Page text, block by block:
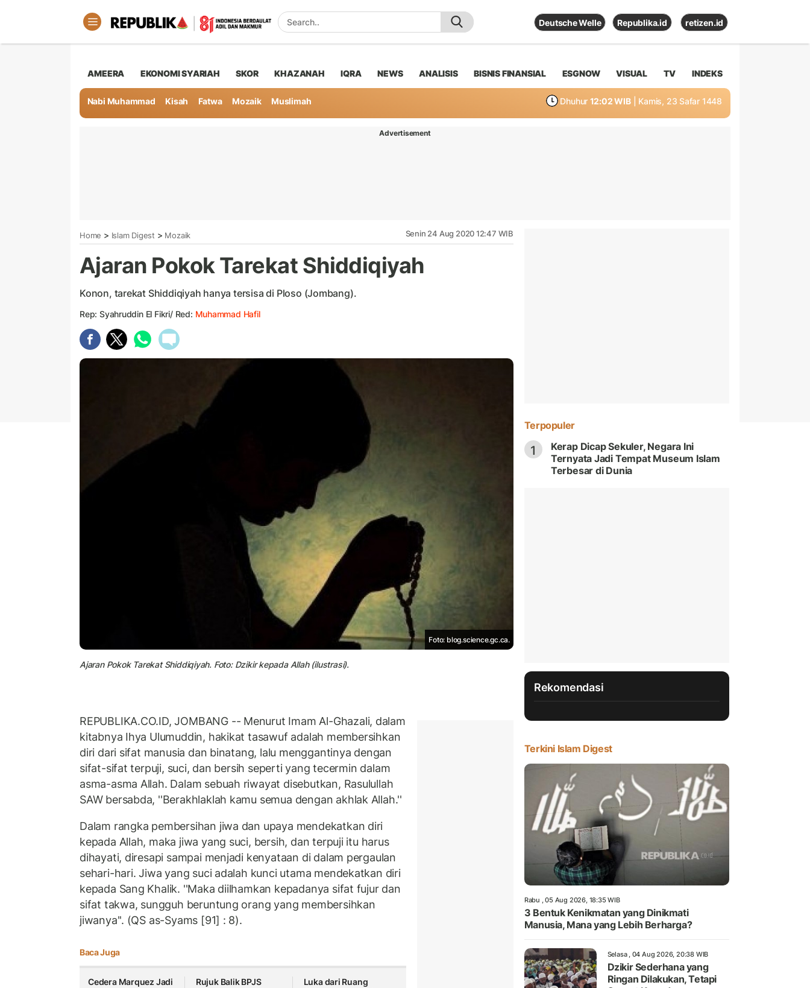
Deutsche Welle Republika.id retizen.id
AMEERA EKONOMI SYARIAH SKOR KHAZANAH IQRA NEWS ANALISIS BISNIS FINANSIAL ESGNOW VISUAL TV INDEKS
Nabi Muhammad Kisah Fatwa Mozaik Muslimah Dhuhur 12:02 WIB | Kamis, 23 Safar 1448
Advertisement
Home > Islam Digest > Mozaik Senin 24 Aug 2020 12:47 WIB
Ajaran Pokok Tarekat Shiddiqiyah
Konon, tarekat Shiddiqiyah hanya tersisa di Ploso (Jombang).
Rep: Syahruddin El Fikri/ Red: Muhammad Hafil
Foto: blog.science.gc.ca.
Ajaran Pokok Tarekat Shiddiqiyah. Foto: Dzikir kepada Allah (ilustrasi).
REPUBLIKA.CO.ID, JOMBANG -- Menurut Imam Al-Ghazali, dalam
kitabnya Ihya Ulumuddin, hakikat tasawuf adalah membersihkan
diri dari sifat manusia dan binatang, lalu menggantinya dengan
sifat-sifat terpuji, suci, dan bersih seperti yang tecermin dalam
asma-asma Allah. Dalam sebuah riwayat disebutkan, Rasulullah
SAW bersabda, ''Berakhlaklah kamu semua dengan akhlak Allah.''
Dalam rangka pembersihan jiwa dan upaya mendekatkan diri
kepada Allah, maka jiwa yang suci, bersih, dan terpuji itu harus
dihayati, diresapi sampai menjadi kenyataan di dalam pergaulan
sehari-hari. Jiwa yang suci adalah kunci utama mendekatkan diri
kepada Sang Khalik. ''Maka diilhamkan kepadanya sifat fujur dan
sifat takwa, sungguh beruntung orang yang membersihkan
jiwanya''. (QS as-Syams [91] : 8).
Baca Juga
Cedera Marquez Jadi
Rujuk Balik BPJS
Luka dari Ruang
Terpopuler
1
Kerap Dicap Sekuler, Negara Ini
Ternyata Jadi Tempat Museum Islam
Terbesar di Dunia
Rekomendasi
Terkini Islam Digest
Rabu , 05 Aug 2026, 18:35 WIB
3 Bentuk Kenikmatan yang Dinikmati
Manusia, Mana yang Lebih Berharga?
Selasa , 04 Aug 2026, 20:38 WIB
Dzikir Sederhana yang
Ringan Dilakukan, Tetapi